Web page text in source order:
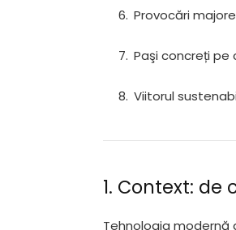
Provocări
Paşi concreți
Viitorul
1. Context:
Tehnologia modernă